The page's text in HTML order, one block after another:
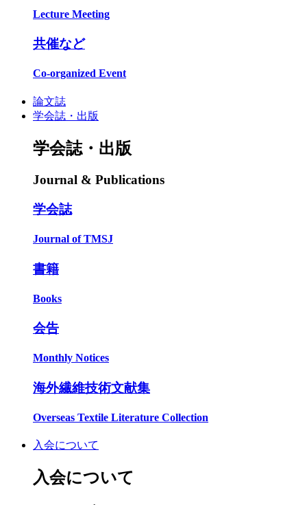
Lecture Meeting
共催など
Co-organized Event
論文誌
学会誌・出版
学会誌・出版
Journal & Publications
学会誌
Journal of TMSJ
書籍
Books
会告
Monthly Notices
海外繊維技術文献集
Overseas Textile Literature Collection
入会について
入会について